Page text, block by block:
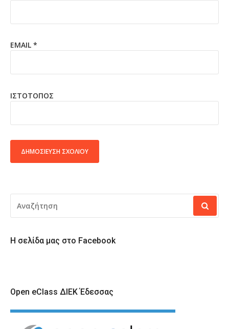
EMAIL *
ΙΣΤΌΤΟΠΟΣ
ΓΙΑ:
Η σελίδα μας στο Facebook
Open eClass ΔΙΕΚ Έδεσσας